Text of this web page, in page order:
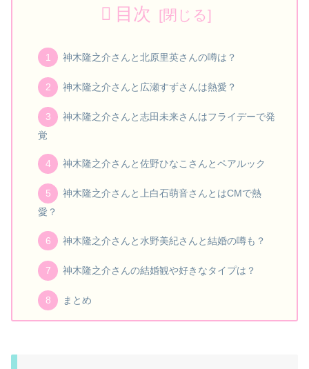
目次
神木隆之介さんと北原里英さんの噂は？
神木隆之介さんと広瀬すずさんは熱愛？
神木隆之介さんと志田未来さんはフライデーで発
覚
神木隆之介さんと佐野ひなこさんとペアルック
神木隆之介さんと上白石萌音さんとはCMで熱
愛？
神木隆之介さんと水野美紀さんと結婚の噂も？
神木隆之介さんの結婚観や好きなタイプは？
まとめ